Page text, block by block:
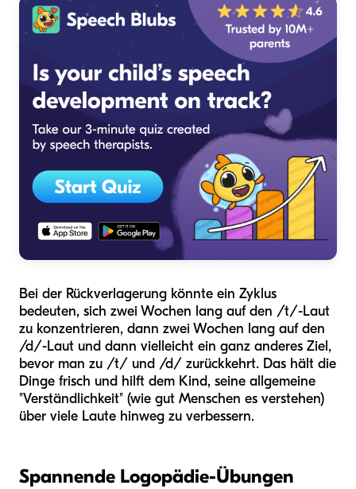
Bei der Rückverlagerung könnte ein Zyklus
bedeuten, sich zwei Wochen lang auf den /t/-Laut
zu konzentrieren, dann zwei Wochen lang auf den
/d/-Laut und dann vielleicht ein ganz anderes Ziel,
bevor man zu /t/ und /d/ zurückkehrt. Das hält die
Dinge frisch und hilft dem Kind, seine allgemeine
"Verständlichkeit" (wie gut Menschen es verstehen)
über viele Laute hinweg zu verbessern.
Spannende Logopädie-Übungen